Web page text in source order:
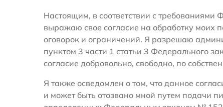
Настоящим, в соответствии с
выражаю свое согласие на обработку моих
оговорок и ограничений. Я разрешаю
пунктом 3 части 1 статьи 3 Федерального
согласие добровольно, свободно, по
Я также осведомлен о том, что данное
и может быть отозвано мной путем подачи